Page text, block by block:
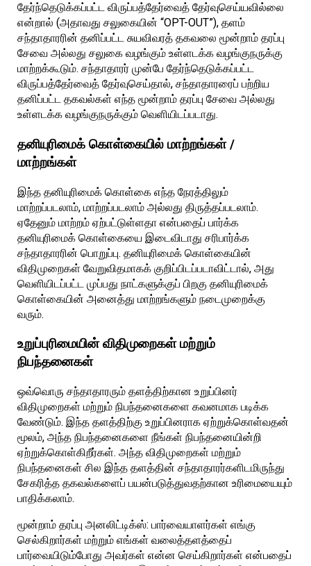
தேர்ந்தெடுக்கப்பட்ட விருப்பத்தேர்வைத் தேர்வுசெய்யவில்லை
என்றால் (அதாவது சலுகையின் “OPT-OUT”), தளம்
சந்தாதாரரின் தனிப்பட்ட சுயவிவரத் தகவலை மூன்றாம் தரப்பு
சேவை அல்லது சலுகை வழங்கும் உள்ளடக்க வழங்குநருக்கு
மாற்றக்கூடும். சந்தாதாரர் முன்பே தேர்ந்தெடுக்கப்பட்ட
விருப்பத்தேர்வைத் தேர்வுசெய்தால், சந்தாதாரரைப் பற்றிய
தனிப்பட்ட தகவல்கள் எந்த மூன்றாம் தரப்பு சேவை அல்லது
உள்ளடக்க வழங்குநருக்கும் வெளியிடப்படாது.
தனியுரிமைக் கொள்கையில் மாற்றங்கள் /
மாற்றங்கள்
இந்த தனியுரிமைக் கொள்கை எந்த நேரத்திலும்
மாற்றப்படலாம், மாற்றப்படலாம் அல்லது திருத்தப்படலாம்.
ஏதேனும் மாற்றம் ஏற்பட்டுள்ளதா என்பதைப் பார்க்க
தனியுரிமைக் கொள்கையை இடைவிடாது சரிபார்க்க
சந்தாதாரரின் பொறுப்பு. தனியுரிமைக் கொள்கையின்
விதிமுறைகள் வேறுவிதமாகக் குறிப்பிடப்படாவிட்டால், அது
வெளியிடப்பட்ட முப்பது நாட்களுக்குப் பிறகு தனியுரிமைக்
கொள்கையின் அனைத்து மாற்றங்களும் நடைமுறைக்கு
வரும்.
உறுப்புரிமையின் விதிமுறைகள் மற்றும்
நிபந்தனைகள்
ஒவ்வொரு சந்தாதாரரும் தளத்திற்கான உறுப்பினர்
விதிமுறைகள் மற்றும் நிபந்தனைகளை கவனமாக படிக்க
வேண்டும். இந்த தளத்திற்கு உறுப்பினராக ஏற்றுக்கொள்வதன்
மூலம், அந்த நிபந்தனைகளை நீங்கள் நிபந்தனையின்றி
ஏற்றுக்கொள்கிறீர்கள். அந்த விதிமுறைகள் மற்றும்
நிபந்தனைகள் சில இந்த தளத்தின் சந்தாதாரர்களிடமிருந்து
சேகரித்த தகவல்களைப் பயன்படுத்துவதற்கான உரிமையையும்
பாதிக்கலாம்.
மூன்றாம் தரப்பு அனலிட்டிக்ஸ்: பார்வையாளர்கள் எங்கு
செல்கிறார்கள் மற்றும் எங்கள் வலைத்தளத்தைப்
பார்வையிடும்போது அவர்கள் என்ன செய்கிறார்கள் என்பதைப்